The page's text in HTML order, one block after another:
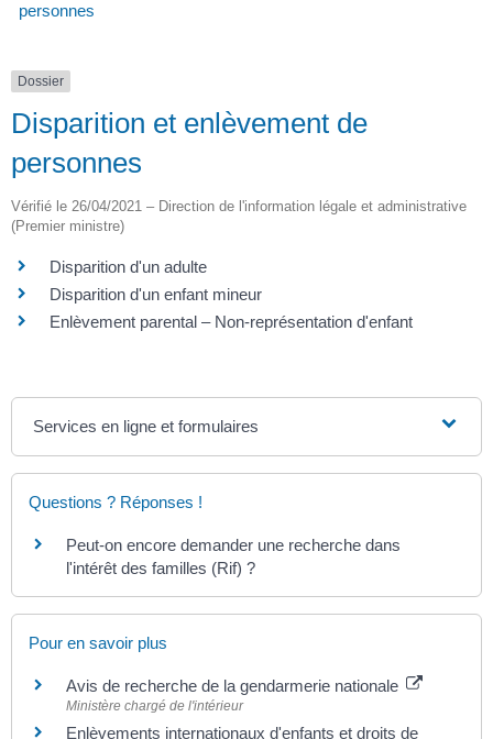
personnes
Dossier
Disparition et enlèvement de
personnes
Vérifié le 26/04/2021 – Direction de l'information légale et administrative
(Premier ministre)
Disparition d'un adulte
Disparition d'un enfant mineur
Enlèvement parental – Non-représentation d'enfant
Services en ligne et formulaires
Questions ? Réponses !
Peut-on encore demander une recherche dans
l'intérêt des familles (Rif) ?
Pour en savoir plus
Avis de recherche de la gendarmerie nationale
Ministère chargé de l'intérieur
Enlèvements internationaux d'enfants et droits de